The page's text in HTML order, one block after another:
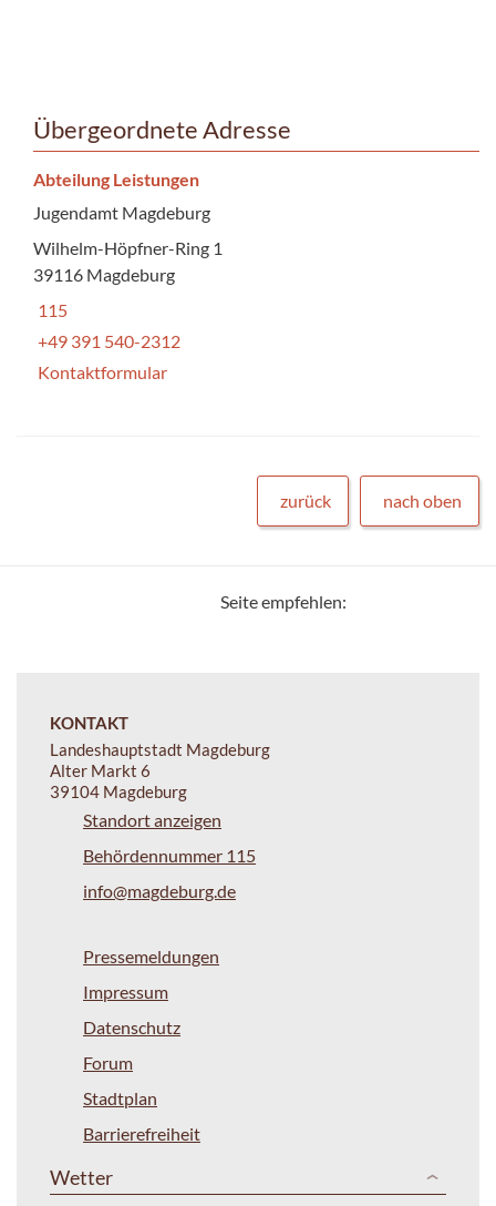
Übergeordnete Adresse
Abteilung Leistungen
Jugendamt Magdeburg
Wilhelm-Höpfner-Ring 1
39116 Magdeburg
115
+49 391 540-2312
Kontaktformular
zurück nach oben
Seite empfehlen:
KONTAKT
Landeshauptstadt Magdeburg
Alter Markt 6
39104 Magdeburg
Standort anzeigen
Behördennummer 115
info@magdeburg.de
Pressemeldungen
Impressum
Datenschutz
Forum
Stadtplan
Barrierefreiheit
Wetter